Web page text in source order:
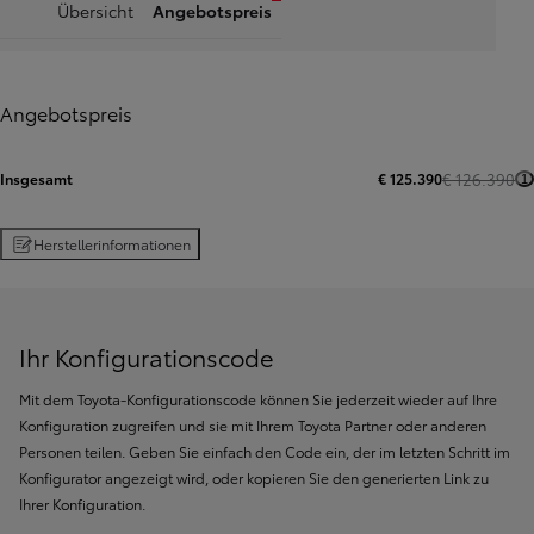
Übersicht Angebotspreis
Angebotspreis
Insgesamt € 125.390€ 126.390 1
Herstellerinformationen
Ihr Konfigurationscode
Mit dem Toyota-Konfigurationscode können Sie jederzeit wieder auf Ihre
Konfiguration zugreifen und sie mit Ihrem Toyota Partner oder anderen
Personen teilen. Geben Sie einfach den Code ein, der im letzten Schritt im
Konfigurator angezeigt wird, oder kopieren Sie den generierten Link zu
Ihrer Konfiguration.